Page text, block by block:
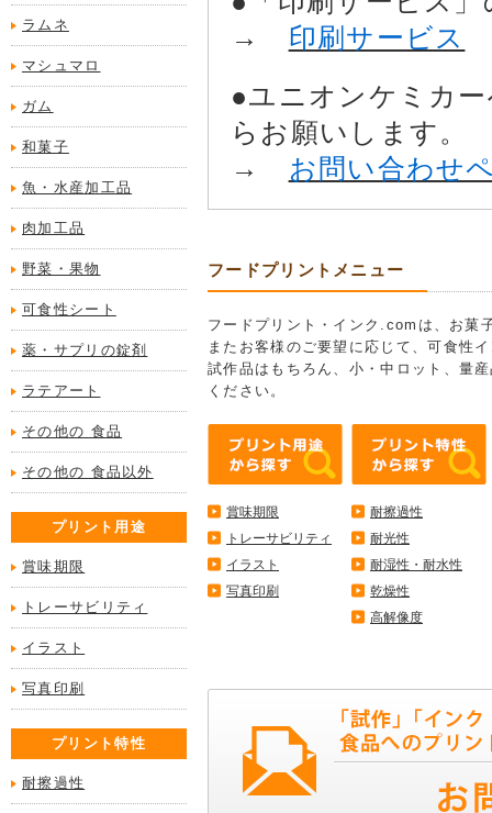
ラムネ
マシュマロ
ガム
和菓子
魚・水産加工品
肉加工品
野菜・果物
可食性シート
薬・サプリの錠剤
ラテアート
その他の 食品
その他の 食品以外
プリント用途
賞味期限
トレーサビリティ
イラスト
写真印刷
プリント特性
耐擦過性
→ 印刷サービス
●ユニオンケミカ
らお願いします。
→ お問い合わせ
フードプリントメニュー
フードプリント・インク.comは、お菓
またお客様のご要望に応じて、可食性
試作品はもちろん、小・中ロット、量
ください。
賞味期限
トレーサビリティ
イラスト
写真印刷
耐擦過性
耐光性
耐湿性・耐水性
乾燥性
高解像度